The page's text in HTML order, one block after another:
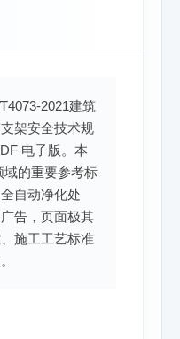
2021建筑
架安全技术规
电子版。本
域的重要参考标
自动净化处
告，页面极其
施工工艺标准